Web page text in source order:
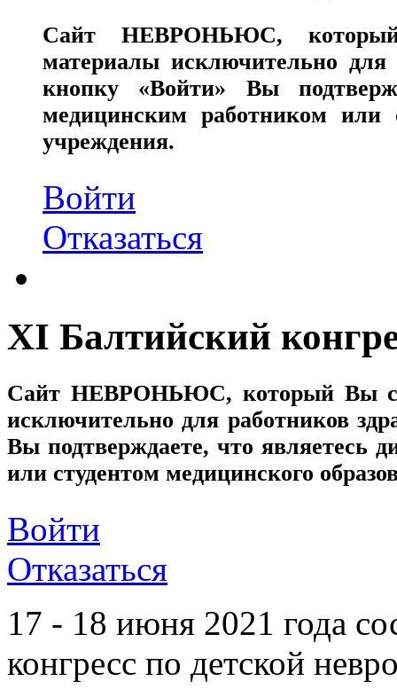
СайтНЕВРОНЬЮС,
материалы исключительно для
кнопку «Войти» Вы
медицинским работником или
учреждения.
Войти
Отказаться
XI Балтийский
Сайт НЕВРОНЬЮС, который Вы
исключительно для работников
Вы подтверждаете, что являетесь
или студентом медицинского
Войти
Отказаться
17 - 18 июня 2021 года
конгресс по детской